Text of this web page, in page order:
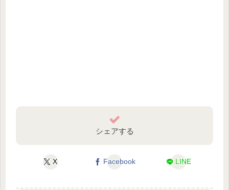
シェアする
X Facebook LINE